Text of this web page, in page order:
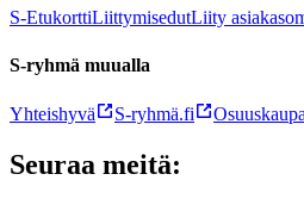
S-EtukorttiLiittymisedutLiity
S-ryhmä muualla
Yhteishyvä S-ryhmä.fi
Seuraa meitä: